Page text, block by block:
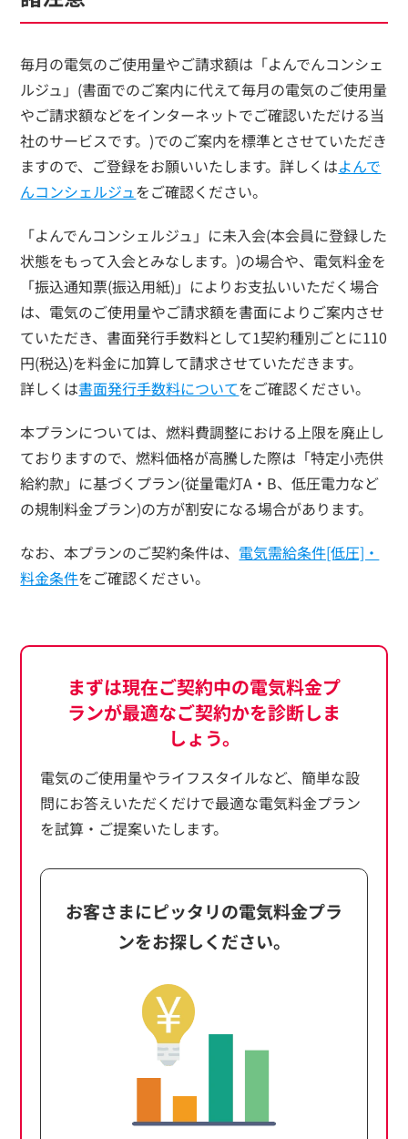
毎月の電気のご使用量やご請求額は「よんでんコンシェ
ルジュ」(書面でのご案内に代えて毎月の電気のご使用量
やご請求額などをインターネットでご確認いただける当
社のサービスです。)でのご案内を標準とさせていただき
ますので、ご登録をお願いいたします。詳しくはよんで
んコンシェルジュをご確認ください。
「よんでんコンシェルジュ」に未入会(本会員に登録した
状態をもって入会とみなします。)の場合や、電気料金を
「振込通知票(振込用紙)」によりお支払いいただく場合
は、電気のご使用量やご請求額を書面によりご案内させ
ていただき、書面発行手数料として1契約種別ごとに110
円(税込)を料金に加算して請求させていただきます。
詳しくは書面発行手数料についてをご確認ください。
本プランについては、燃料費調整における上限を廃止し
ておりますので、燃料価格が高騰した際は「特定小売供
給約款」に基づくプラン(従量電灯A・B、低圧電力など
の規制料金プラン)の方が割安になる場合があります。
なお、本プランのご契約条件は、 電気需給条件[低圧]・
料金条件をご確認ください。
まずは現在ご契約中の電気料金プ
ランが最適なご契約かを診断しま
しょう。
電気のご使用量やライフスタイルなど、簡単な設
問にお答えいただくだけで最適な電気料金プラン
を試算・ご提案いたします。
お客さまにピッタリの電気料金プラ
ンをお探しください。